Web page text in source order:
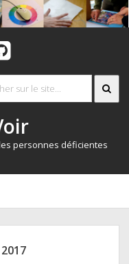
personnes déficientes